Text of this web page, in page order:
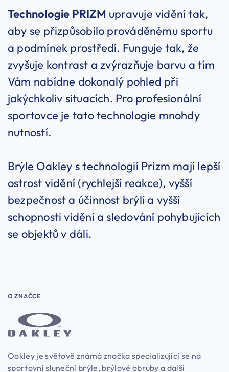
Technologie PRIZM upravuje vidění tak,
aby se přizpůsobilo prováděnému sportu
a podmínek prostředí. Funguje tak, že
zvyšuje kontrast a zvýrazňuje barvu a tím
Vám nabídne dokonalý pohled při
jakýchkoliv situacích. Pro profesionální
sportovce je tato technologie mnohdy
nutností.
Brýle Oakley s technologií Prizm mají lepší
ostrost vidění (rychlejší reakce), vyšší
bezpečnost a účinnost brýlí a vyšší
schopnosti vidění a sledování pohybujících
se objektů v dáli.
O ZNAČCE
Oakley je světově známá značka specializující se na
sportovní sluneční brýle, brýlové obruby a další